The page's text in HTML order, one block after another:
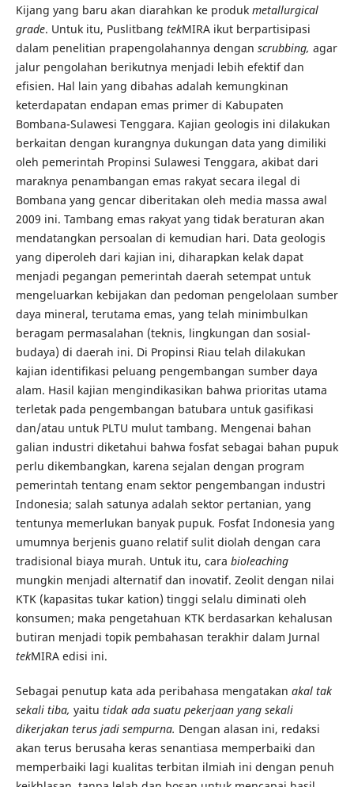
Kijang yang baru akan diarahkan ke produk metallurgical
grade. Untuk itu, Puslitbang tekMIRA ikut berpartisipasi
dalam penelitian prapengolahannya dengan scrubbing, agar
jalur pengolahan berikutnya menjadi lebih efektif dan
efisien. Hal lain yang dibahas adalah kemungkinan
keterdapatan endapan emas primer di Kabupaten
Bombana-Sulawesi Tenggara. Kajian geologis ini dilakukan
berkaitan dengan kurangnya dukungan data yang dimiliki
oleh pemerintah Propinsi Sulawesi Tenggara, akibat dari
maraknya penambangan emas rakyat secara ilegal di
Bombana yang gencar diberitakan oleh media massa awal
2009 ini. Tambang emas rakyat yang tidak beraturan akan
mendatangkan persoalan di kemudian hari. Data geologis
yang diperoleh dari kajian ini, diharapkan kelak dapat
menjadi pegangan pemerintah daerah setempat untuk
mengeluarkan kebijakan dan pedoman pengelolaan sumber
daya mineral, terutama emas, yang telah minimbulkan
beragam permasalahan (teknis, lingkungan dan sosial-
budaya) di daerah ini. Di Propinsi Riau telah dilakukan
kajian identifikasi peluang pengembangan sumber daya
alam. Hasil kajian mengindikasikan bahwa prioritas utama
terletak pada pengembangan batubara untuk gasifikasi
dan/atau untuk PLTU mulut tambang. Mengenai bahan
galian industri diketahui bahwa fosfat sebagai bahan pupuk
perlu dikembangkan, karena sejalan dengan program
pemerintah tentang enam sektor pengembangan industri
Indonesia; salah satunya adalah sektor pertanian, yang
tentunya memerlukan banyak pupuk. Fosfat Indonesia yang
umumnya berjenis guano relatif sulit diolah dengan cara
tradisional biaya murah. Untuk itu, cara bioleaching
mungkin menjadi alternatif dan inovatif. Zeolit dengan nilai
KTK (kapasitas tukar kation) tinggi selalu diminati oleh
konsumen; maka pengetahuan KTK berdasarkan kehalusan
butiran menjadi topik pembahasan terakhir dalam Jurnal
tekMIRA edisi ini.
Sebagai penutup kata ada peribahasa mengatakan akal tak
sekali tiba, yaitu tidak ada suatu pekerjaan yang sekali
dikerjakan terus jadi sempurna. Dengan alasan ini, redaksi
akan terus berusaha keras senantiasa memperbaiki dan
memperbaiki lagi kualitas terbitan ilmiah ini dengan penuh